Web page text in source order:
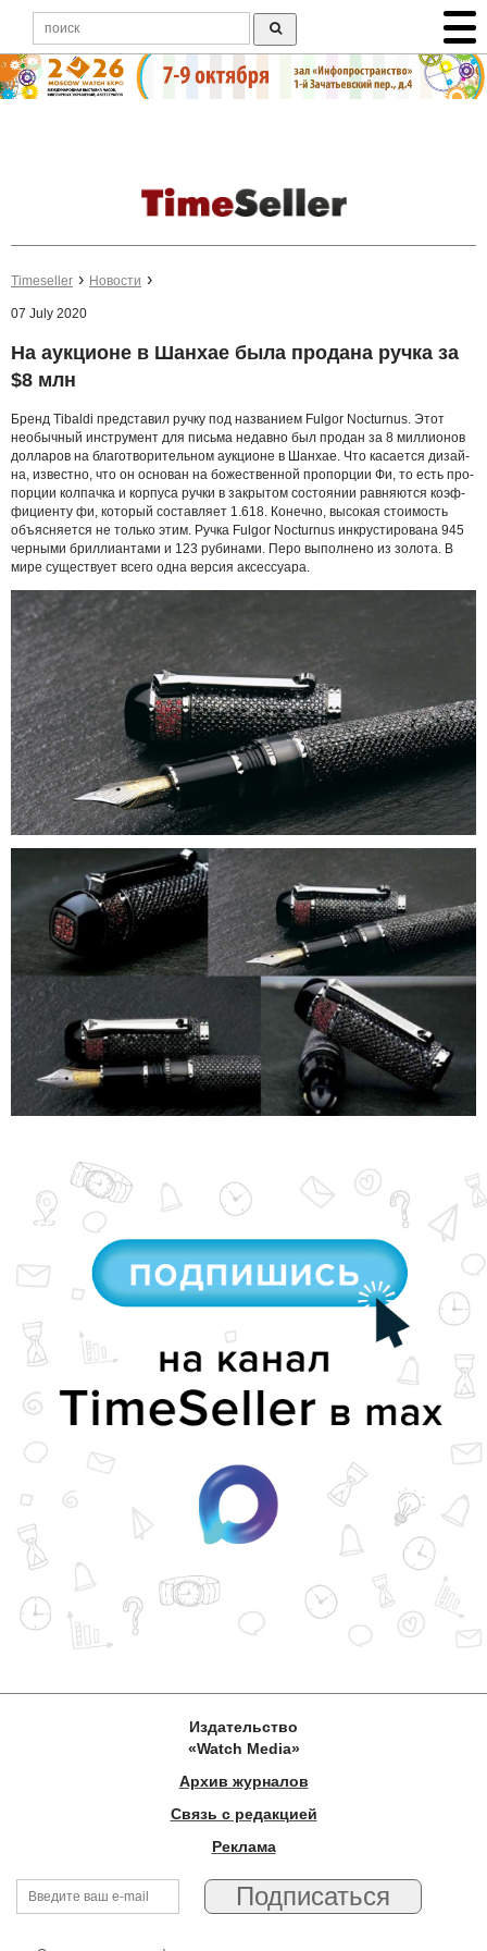
Timeseller Новости
07 July 2020
На аукционе в Шанхае была продана ручка за
$8 млн
Брен­д Tibaldi пред­ста­вил руч­ку под на­з­ва­ни­ем Fulgor Nocturnus. Этот
необычный ин­стру­мент для пись­ма не­дав­но был про­дан за 8 ми­л­ли­о­нов
дол­ла­ров на бла­го­тво­ри­тель­ном аук­ци­о­не в Шан­хае. Что ка­са­ет­ся ди­зай­
на, из­ве­ст­но, что он ос­но­ван на бо­же­ствен­ной про­пор­ции Фи, то есть про­
пор­ции кол­па­ч­ка и кор­пу­са руч­ки в за­кры­том со­сто­я­нии рав­ня­ют­ся ко­эф­
фи­ци­ен­ту фи, ко­то­рый со­став­ля­ет 1.618. Ко­неч­но, вы­со­кая стоимость
объ­яс­ня­ет­ся не толь­ко этим. Руч­ка Fulgor Nocturnus ин­кру­сти­ро­ва­на 945
чер­ны­ми бри­л­ли­ан­та­ми и 123 ру­би­на­ми. Пе­ро выполнено из зо­ло­та. В
ми­ре су­ще­ству­ет все­го од­на вер­сия аксессуара.
Издательство
«Watch Media»
Архив журналов
Связь с редакцией
Реклама